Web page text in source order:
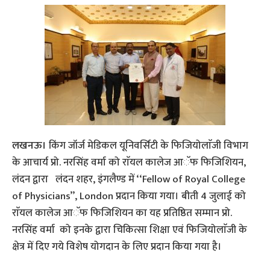
लखनऊ। किंग जॉर्ज मेडिकल यूनिवर्सिटी के फिजियोलाॅजी विभाग
के आचार्य प्रो. नरसिंह वर्मा को राॅयल कालेज आॅफ फिजिशियन,
लंदन द्वारा लंदन शहर, इंगलैण्ड में ‘‘Fellow of Royal College
of Physicians’’, London प्रदान किया गया। बीती 4 जुलाई को
राॅयल कालेज आॅफ फिजिशियन का यह प्रतिष्ठित सम्मान प्रो.
नरसिंह वर्मा को इनके द्वारा चिकित्सा शिक्षा एवं फिजियोलाॅजी के
क्षेत्र में दिए गये विशेष योगदान के लिए प्रदान किया गया है।